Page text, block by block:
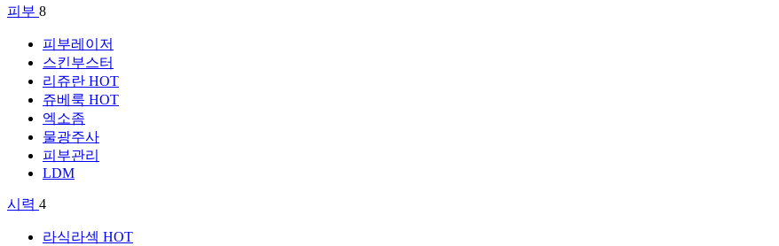
피부 8
피부레이저
스킨부스터
리쥬란 HOT
쥬베룩 HOT
엑소좀
물광주사
피부관리
LDM
시력 4
라식라섹 HOT